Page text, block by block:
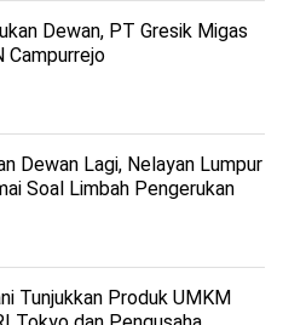
Dewan, PT Gresik Migas
Campurrejo
Dewan Lagi, Nelayan Lumpur
Soal Limbah Pengerukan
Tunjukkan Produk UMKM